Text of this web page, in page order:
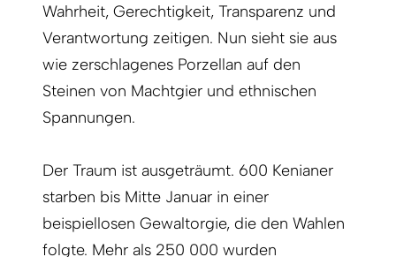
Wahrheit, Gerechtigkeit, Transparenz und
Verantwortung zeitigen. Nun sieht sie aus
wie zerschlagenes Porzellan auf den
Steinen von Machtgier und ethnischen
Spannungen.
Der Traum ist ausgeträumt. 600 Kenianer
starben bis Mitte Januar in einer
beispiellosen Gewaltorgie, die den Wahlen
folgte. Mehr als 250 000 wurden